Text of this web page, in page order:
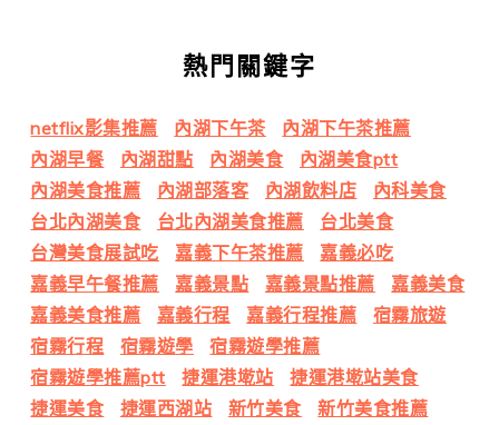
熱門關鍵字
netflix影集推薦 內湖下午茶
內湖下午茶推薦
內湖早餐
內湖甜點 內湖美食
內湖美食ptt
內湖美食推薦
內湖部落客 內湖飲料店
內科美食
台北內湖美食
台北內湖美食推薦
台北美食
台灣美食展試吃
嘉義下午茶推薦
嘉義必吃
嘉義早午餐推薦
嘉義景點 嘉義景點推薦
嘉義美食
嘉義美食推薦
嘉義行程 嘉義行程推薦
宿霧旅遊
宿霧行程
宿霧遊學
宿霧遊學推薦
宿霧遊學推薦ptt
捷運港墘站
捷運港墘站美食
捷運美食
捷運西湖站 新竹美食 新竹美食推薦